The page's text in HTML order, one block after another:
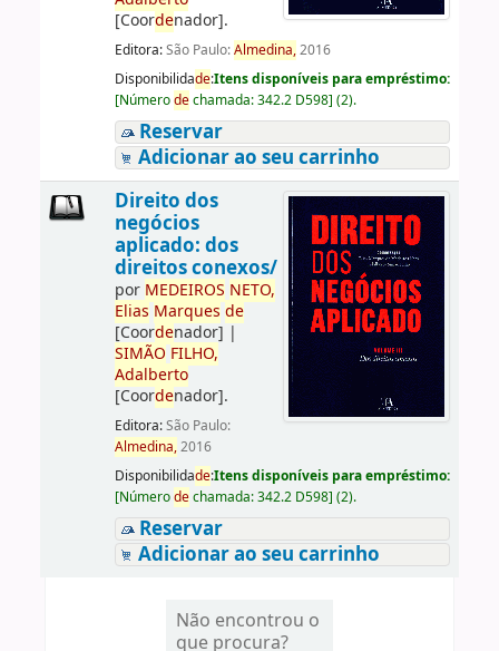
[Coordenador].
Editora:São Paulo:Almedina,2016
Disponibilidade:Itens disponíveis para empréstimo:
[Númerodechamada:342.2 D598] (2).
Reservar
Adicionar ao seu carrinho
Direito dos
negócios
aplicado: dos
direitos conexos/
por MEDEIROS NETO,
Elias Marques de
[Coordenador] |
SIMÃO FILHO,
Adalberto
[Coordenador].
Editora:São Paulo:
Almedina,2016
Disponibilidade:Itens disponíveis para empréstimo:
[Númerodechamada:342.2 D598] (2).
Reservar
Adicionar ao seu carrinho
Não encontrou o
que procura?